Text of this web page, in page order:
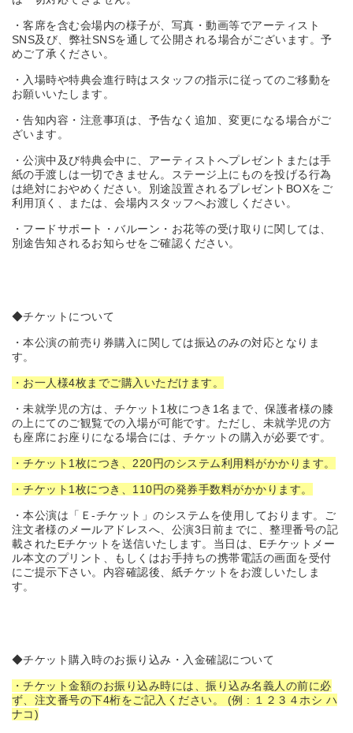
・客席を含む会場内の様子が、写真・動画等でアーティスト
SNS及び、弊社SNSを通して公開される場合がございます。予
めご了承ください。
・入場時や特典会進行時はスタッフの指示に従ってのご移動を
お願いいたします。
・告知内容・注意事項は、予告なく追加、変更になる場合がご
ざいます。
・公演中及び特典会中に、アーティストへプレゼントまたは手
紙の手渡しは一切できません。ステージ上にものを投げる行為
は絶対におやめください。別途設置されるプレゼントBOXをご
利用頂く、または、会場内スタッフへお渡しください。
・フードサポート・バルーン・お花等の受け取りに関しては、
別途告知されるお知らせをご確認ください。
◆チケットについて
・本公演の前売り券購入に関しては振込のみの対応となりま
す。
・お一人様4枚までご購入いただけます。
・未就学児の方は、チケット1枚につき1名まで、保護者様の膝
の上にてのご観覧での入場が可能です。ただし、未就学児の方
も座席にお座りになる場合には、チケットの購入が必要です。
・チケット1枚につき、220円のシステム利用料がかかります。
・チケット1枚につき、110円の発券手数料がかかります。
・本公演は「Ｅ-チケット」のシステムを使用しております。ご
注文者様のメールアドレスへ、公演3日前までに、整理番号の記
載されたEチケットを送信いたします。当日は、Eチケットメー
ル本文のプリント、もしくはお手持ちの携帯電話の画面を受付
にご提示下さい。内容確認後、紙チケットをお渡しいたしま
す。
◆チケット購入時のお振り込み・入金確認について
・チケット金額のお振り込み時には、振り込み名義人の前に必
ず、注文番号の下4桁をご記入ください。 (例 : １２３４ホシ ハ
ナコ)